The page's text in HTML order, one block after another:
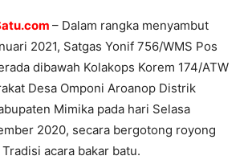
– Dalam rangka menyambut
2021, Satgas Yonif 756/WMS Pos
dibawah Kolakops Korem 174/ATW
Desa Omponi Aroanop Distrik
Mimika pada hari Selasa
2020, secara bergotong royong
acara bakar batu.